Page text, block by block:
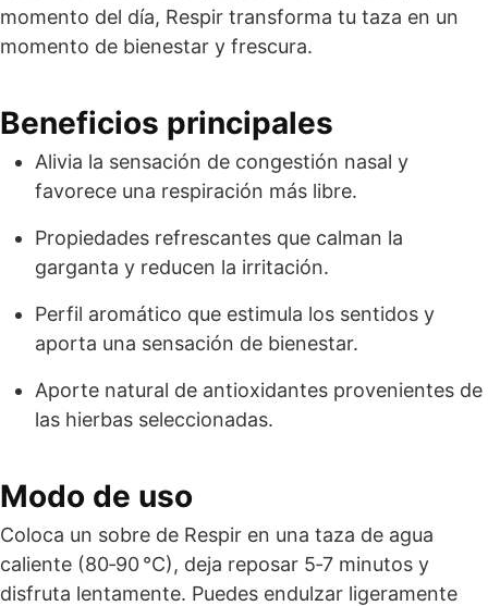
momento del día, Respir transforma tu taza en un
momento de bienestar y frescura.
Beneficios principales
Alivia la sensación de congestión nasal y
favorece una respiración más libre.
Propiedades refrescantes que calman la
garganta y reducen la irritación.
Perfil aromático que estimula los sentidos y
aporta una sensación de bienestar.
Aporte natural de antioxidantes provenientes de
las hierbas seleccionadas.
Modo de uso
Coloca un sobre de Respir en una taza de agua
caliente (80‑90 °C), deja reposar 5‑7 minutos y
disfruta lentamente. Puedes endulzar ligeramente